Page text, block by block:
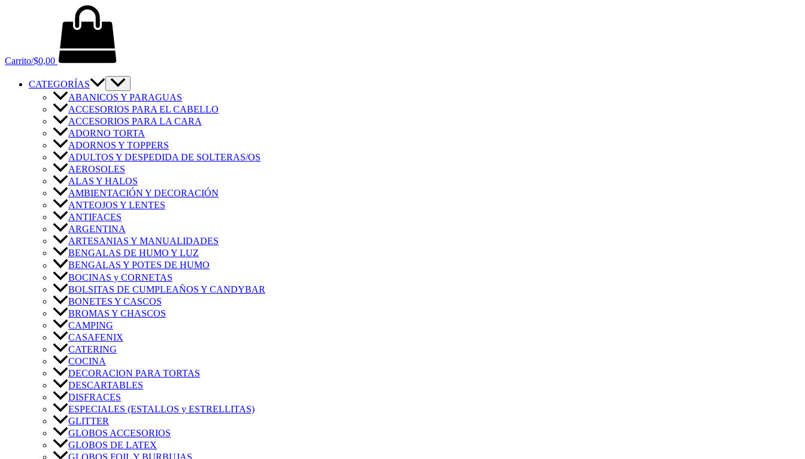
Carrito/$0,00
CATEGORÍAS
ABANICOS Y PARAGUAS
ACCESORIOS PARA EL CABELLO
ACCESORIOS PARA LA CARA
ADORNO TORTA
ADORNOS Y TOPPERS
ADULTOS Y DESPEDIDA DE SOLTERAS/OS
AEROSOLES
ALAS Y HALOS
AMBIENTACIÓN Y DECORACIÓN
ANTEOJOS Y LENTES
ANTIFACES
ARGENTINA
ARTESANIAS Y MANUALIDADES
BENGALAS DE HUMO Y LUZ
BENGALAS Y POTES DE HUMO
BOCINAS y CORNETAS
BOLSITAS DE CUMPLEAÑOS Y CANDYBAR
BONETES Y CASCOS
BROMAS Y CHASCOS
CAMPING
CASAFENIX
CATERING
COCINA
DECORACION PARA TORTAS
DESCARTABLES
DISFRACES
ESPECIALES (ESTALLOS y ESTRELLITAS)
GLITTER
GLOBOS ACCESORIOS
GLOBOS DE LATEX
GLOBOS FOIL Y BURBUJAS